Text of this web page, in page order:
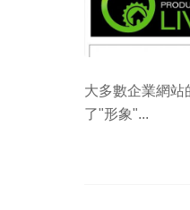
大多數企業網站
了"形象"...